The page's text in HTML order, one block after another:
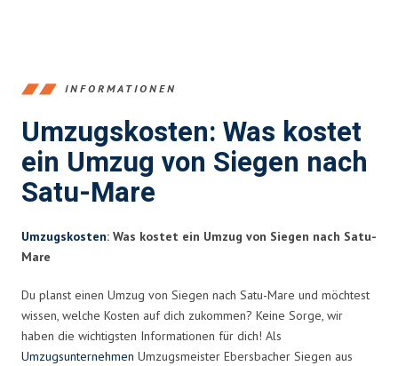
INFORMATIONEN
Umzugskosten: Was kostet
ein Umzug von Siegen nach
Satu-Mare
Umzugskosten: Was kostet ein Umzug von Siegen nach Satu-
Mare
Du planst einen Umzug von Siegen nach Satu-Mare und möchtest
wissen, welche Kosten auf dich zukommen? Keine Sorge, wir
haben die wichtigsten Informationen für dich! Als
Umzugsunternehmen Umzugsmeister Ebersbacher Siegen aus